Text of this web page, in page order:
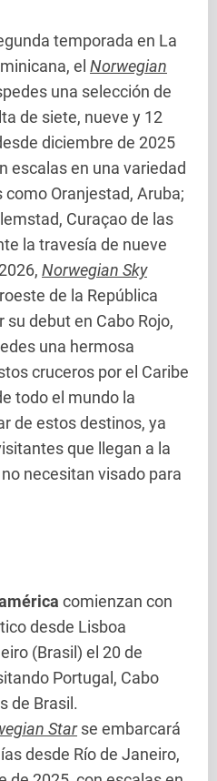
temporada en La
el Norwegian
una selección de
de siete, nueve y 12
diciembre de 2025
escalas en una variedad
Oranjestad, Aruba;
Curaçao de las
la travesía de nueve
Norwegian Sky
de la República
debut en Cabo Rojo,
una hermosa
cruceros por el Caribe
todo el mundo la
de estos destinos, ya
que llegan a la
necesitan visado para
comienzan con
desde Lisboa
(Brasil) el 20 de
Portugal, Cabo
de Brasil.
Starse embarcará
desde Río de Janeiro,